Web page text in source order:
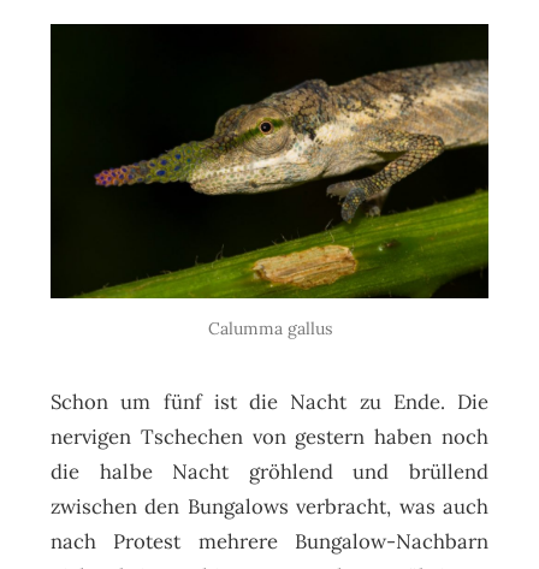
Calumma gallus
Schon um fünf ist die Nacht zu Ende. Die
nervigen Tschechen von gestern haben noch
die halbe Nacht gröhlend und brüllend
zwischen den Bungalows verbracht, was auch
nach Protest mehrere Bungalow-Nachbarn